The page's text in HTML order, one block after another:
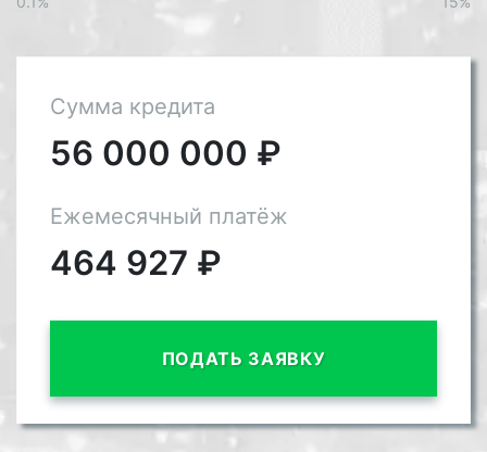
Сумма кредита
56 000 000 ₽
Ежемесячный платёж
464 927 ₽
ПОДАТЬ ЗАЯВКУ